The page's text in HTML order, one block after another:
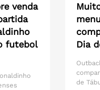
venda
futebol
Dia
de